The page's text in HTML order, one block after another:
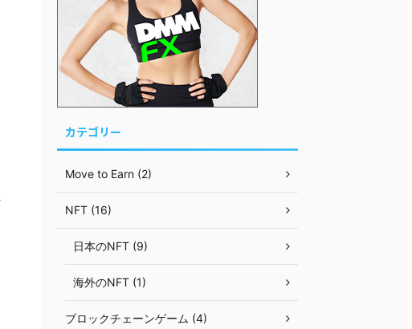
カテゴリー
Move to Earn (2)
NFT (16)
日本のNFT (9)
海外のNFT (1)
ブロックチェーンゲーム (4)